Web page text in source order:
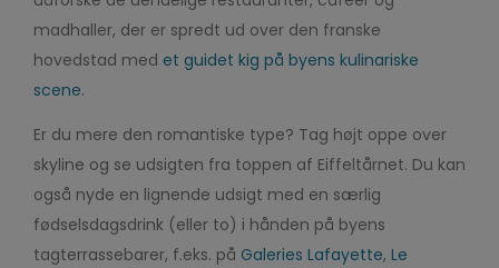
madhaller, der er spredt ud over den franske
hovedstad med et guidet kig på byens kulinariske
scene.
Er du mere den romantiske type? Tag højt oppe over
skyline og se udsigten fra toppen af Eiffeltårnet. Du kan
også nyde en lignende udsigt med en særlig
fødselsdagsdrink (eller to) i hånden på byens
tagterrassebarer, f.eks. på Galeries Lafayette, Le